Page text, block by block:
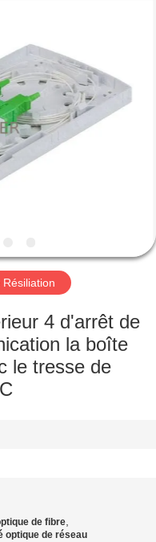
4 d'arrêt de
la boîte
le tresse de
de fibre,
optique de réseau